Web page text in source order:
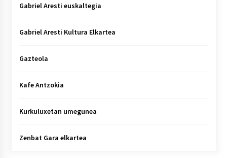
Gabriel Aresti euskaltegia
Gabriel Aresti Kultura Elkartea
Gazteola
Kafe Antzokia
Kurkuluxetan umegunea
Zenbat Gara elkartea